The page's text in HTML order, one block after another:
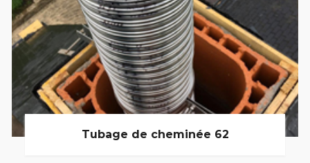
Tubage de cheminée 62